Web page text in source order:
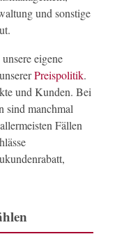
und sonstige
eigene
Preispolitik.
und Kunden. Bei
sind manchmal
Fällen